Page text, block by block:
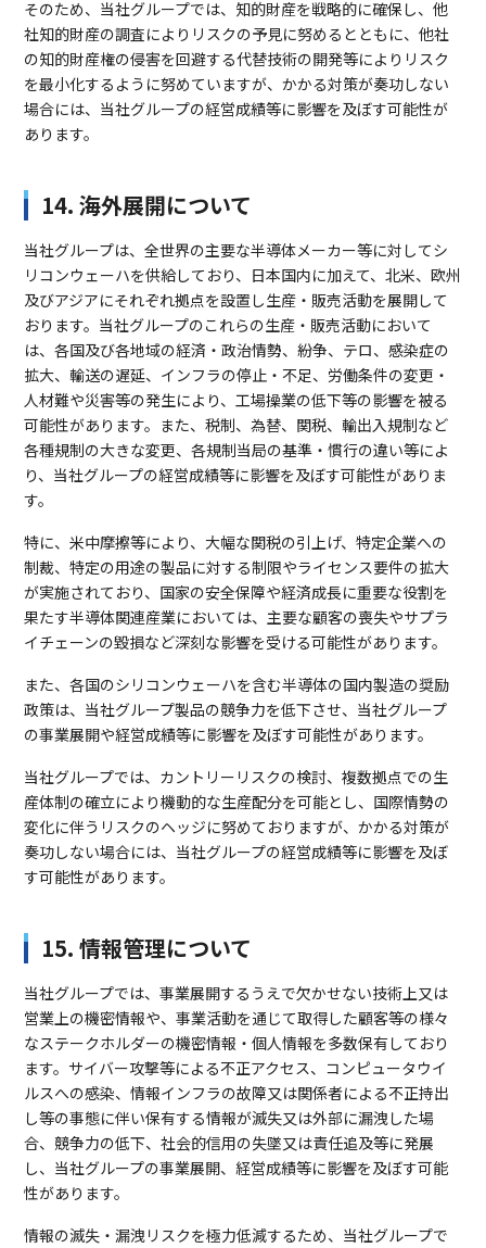
そのため、当社グループでは、知的財産を戦略的に確保し、他
社知的財産の調査によりリスクの予見に努めるとともに、他社
の知的財産権の侵害を回避する代替技術の開発等によりリスク
を最小化するように努めていますが、かかる対策が奏功しない
場合には、当社グループの経営成績等に影響を及ぼす可能性が
あります。
14. 海外展開について
当社グループは、全世界の主要な半導体メーカー等に対してシ
リコンウェーハを供給しており、日本国内に加えて、北米、欧州
及びアジアにそれぞれ拠点を設置し生産・販売活動を展開して
おります。当社グループのこれらの生産・販売活動において
は、各国及び各地域の経済・政治情勢、紛争、テロ、感染症の
拡大、輸送の遅延、インフラの停止・不足、労働条件の変更・
人材難や災害等の発生により、工場操業の低下等の影響を被る
可能性があります。また、税制、為替、関税、輸出入規制など
各種規制の大きな変更、各規制当局の基準・慣行の違い等によ
り、当社グループの経営成績等に影響を及ぼす可能性がありま
す。
特に、米中摩擦等により、大幅な関税の引上げ、特定企業への
制裁、特定の用途の製品に対する制限やライセンス要件の拡大
が実施されており、国家の安全保障や経済成長に重要な役割を
果たす半導体関連産業においては、主要な顧客の喪失やサプラ
イチェーンの毀損など深刻な影響を受ける可能性があります。
また、各国のシリコンウェーハを含む半導体の国内製造の奨励
政策は、当社グループ製品の競争力を低下させ、当社グループ
の事業展開や経営成績等に影響を及ぼす可能性があります。
当社グループでは、カントリーリスクの検討、複数拠点での生
産体制の確立により機動的な生産配分を可能とし、国際情勢の
変化に伴うリスクのヘッジに努めておりますが、かかる対策が
奏功しない場合には、当社グループの経営成績等に影響を及ぼ
す可能性があります。
15. 情報管理について
当社グループでは、事業展開するうえで欠かせない技術上又は
営業上の機密情報や、事業活動を通じて取得した顧客等の様々
なステークホルダーの機密情報・個人情報を多数保有しており
ます。サイバー攻撃等による不正アクセス、コンピュータウイ
ルスへの感染、情報インフラの故障又は関係者による不正持出
し等の事態に伴い保有する情報が滅失又は外部に漏洩した場
合、競争力の低下、社会的信用の失墜又は責任追及等に発展
し、当社グループの事業展開、経営成績等に影響を及ぼす可能
性があります。
情報の滅失・漏洩リスクを極力低減するため、当社グループで